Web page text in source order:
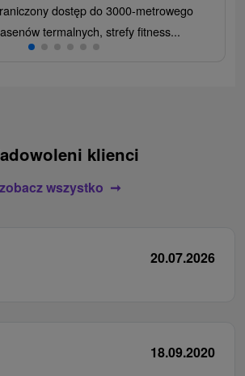
dostęp do 3000-metrowego
termalnych, strefy fitness...
klienci
zobacz wszystko
20.07.2026
18.09.2020